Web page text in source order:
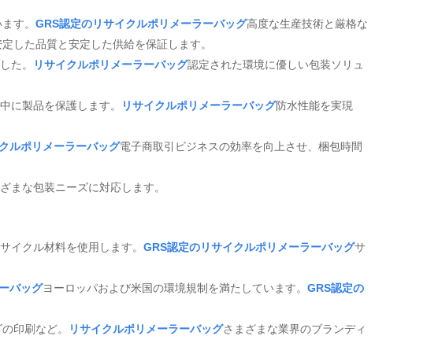
す。 GRS認定のリサイクルポリメーラーバッグ高度な生産技術と厳格な
した品質と安定した供給を保証します。
た。 リサイクルポリメーラーバッグ認定された環境に優しい包装ソリュ
に製品を保護します。 リサイクルポリメーラーバッグ防水性能を実現
ルポリメーラーバッグ電子商取引ビジネスの効率を向上させ、梱包時間
まな包装ニーズに対応します。
イクル材料を使用します。 GRS認定のリサイクルポリメーラーバッグサ
バッグヨーロッパおよび米国の環境規制を満たしています。 GRS認定の
印刷など。 リサイクルポリメーラーバッグさまざまな業界のブランディ